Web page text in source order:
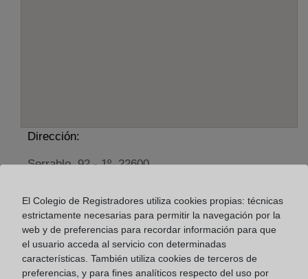
Dirección:
Serrablo, 92 - 1º, 22600
De lunes a viernes de 09:00 a 17:00 horas
Agosto: De lunes a viernes de 09:00 a 14:00 horas
Los días 24 y 31 de diciembre de 09:00 a 14:00
horas
El Colegio de Registradores utiliza cookies propias: técnicas
estrictamente necesarias para permitir la navegación por la
web y de preferencias para recordar información para que
el usuario acceda al servicio con determinadas
características. También utiliza cookies de terceros de
preferencias, y para fines analíticos respecto del uso por